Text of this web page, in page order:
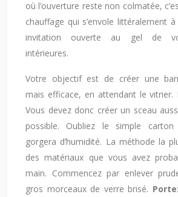
où l’ouverture reste non colmatée,
chauffage qui s’envole littéralement
invitation ouverte au gel de
intérieures.
Votre objectif est de créer une
mais efficace, en attendant le vitrier.
Vous devez donc créer un sceau
possible. Oubliez le simple
gorgera d’humidité. La méthode la
des matériaux que vous avez
main. Commencez par enlever
gros morceaux de verre brisé.